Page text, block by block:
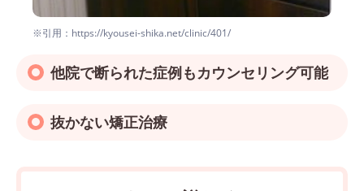
※引用：https://kyousei-shika.net/clinic/401/
他院で断られた症例もカウンセリング可能
抜かない矯正治療